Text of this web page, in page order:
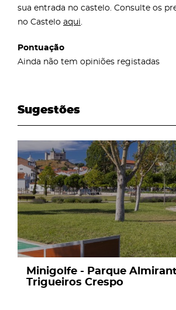
sua entrada no castelo. Consulte os
no Castelo aqui.
Pontuação
Ainda não tem opiniões registadas
Sugestões
page
Minigolfe - Parque
Trigueiros Crespo